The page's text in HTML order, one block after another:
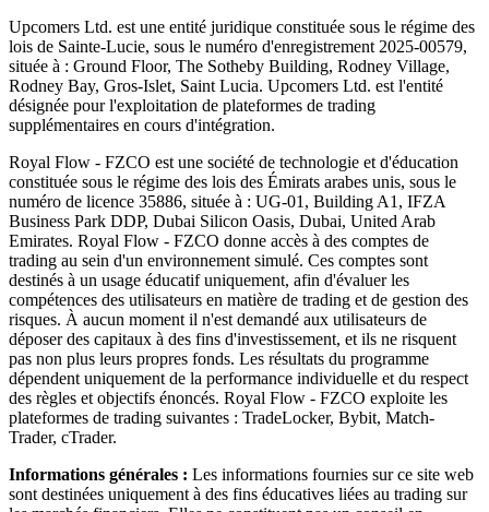
Upcomers Ltd. est une entité juridique constituée sous le régime des
lois de Sainte-Lucie, sous le numéro d'enregistrement 2025-00579,
située à : Ground Floor, The Sotheby Building, Rodney Village,
Rodney Bay, Gros-Islet, Saint Lucia. Upcomers Ltd. est l'entité
désignée pour l'exploitation de plateformes de trading
supplémentaires en cours d'intégration.
Royal Flow - FZCO est une société de technologie et d'éducation
constituée sous le régime des lois des Émirats arabes unis, sous le
numéro de licence 35886, située à : UG-01, Building A1, IFZA
Business Park DDP, Dubai Silicon Oasis, Dubai, United Arab
Emirates. Royal Flow - FZCO donne accès à des comptes de
trading au sein d'un environnement simulé. Ces comptes sont
destinés à un usage éducatif uniquement, afin d'évaluer les
compétences des utilisateurs en matière de trading et de gestion des
risques. À aucun moment il n'est demandé aux utilisateurs de
déposer des capitaux à des fins d'investissement, et ils ne risquent
pas non plus leurs propres fonds. Les résultats du programme
dépendent uniquement de la performance individuelle et du respect
des règles et objectifs énoncés. Royal Flow - FZCO exploite les
plateformes de trading suivantes : TradeLocker, Bybit, Match-
Trader, cTrader.
Informations générales : Les informations fournies sur ce site web
sont destinées uniquement à des fins éducatives liées au trading sur